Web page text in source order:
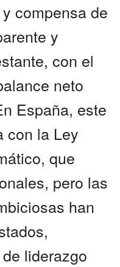
compensa de
y
con el
neto
España, este
con la Ley
que
pero las
han
liderazgo